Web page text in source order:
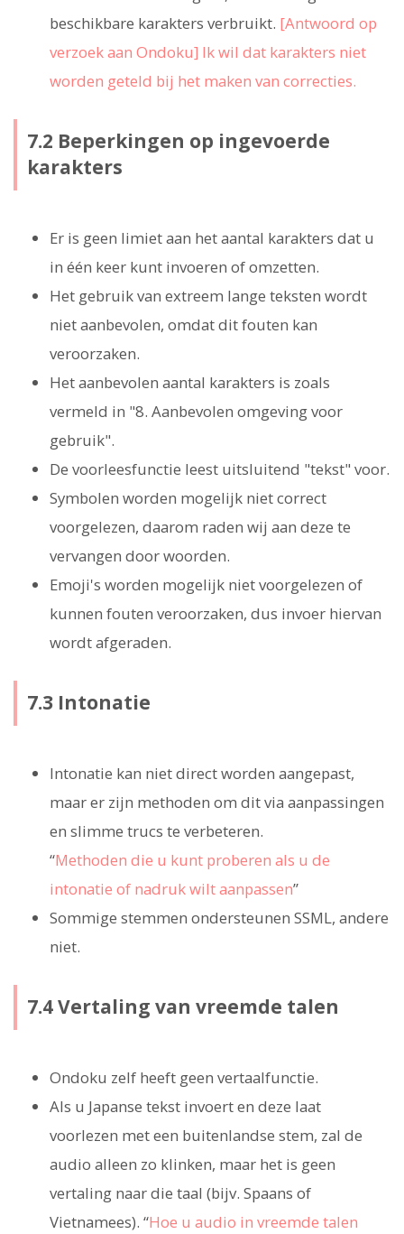
beschikbare karakters verbruikt. [Antwoord op
verzoek aan Ondoku] Ik wil dat karakters niet
worden geteld bij het maken van correcties.
7.2 Beperkingen op ingevoerde
karakters
Er is geen limiet aan het aantal karakters dat u
in één keer kunt invoeren of omzetten.
Het gebruik van extreem lange teksten wordt
niet aanbevolen, omdat dit fouten kan
veroorzaken.
Het aanbevolen aantal karakters is zoals
vermeld in "8. Aanbevolen omgeving voor
gebruik".
De voorleesfunctie leest uitsluitend "tekst" voor.
Symbolen worden mogelijk niet correct
voorgelezen, daarom raden wij aan deze te
vervangen door woorden.
Emoji's worden mogelijk niet voorgelezen of
kunnen fouten veroorzaken, dus invoer hiervan
wordt afgeraden.
7.3 Intonatie
Intonatie kan niet direct worden aangepast,
maar er zijn methoden om dit via aanpassingen
en slimme trucs te verbeteren.
“Methoden die u kunt proberen als u de
intonatie of nadruk wilt aanpassen”
Sommige stemmen ondersteunen SSML, andere
niet.
7.4 Vertaling van vreemde talen
Ondoku zelf heeft geen vertaalfunctie.
Als u Japanse tekst invoert en deze laat
voorlezen met een buitenlandse stem, zal de
audio alleen zo klinken, maar het is geen
vertaling naar die taal (bijv. Spaans of
Vietnamees). “Hoe u audio in vreemde talen